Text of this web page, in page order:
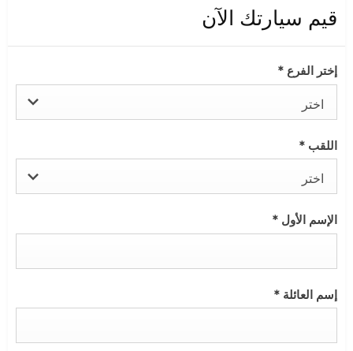
قيم سيارتك الآن
إختر الفرع *
اختر
اللقب *
اختر
الإسم الأول *
إسم العائلة *